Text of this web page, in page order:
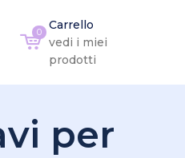
0
Carrello
vedi i miei
prodotti
per